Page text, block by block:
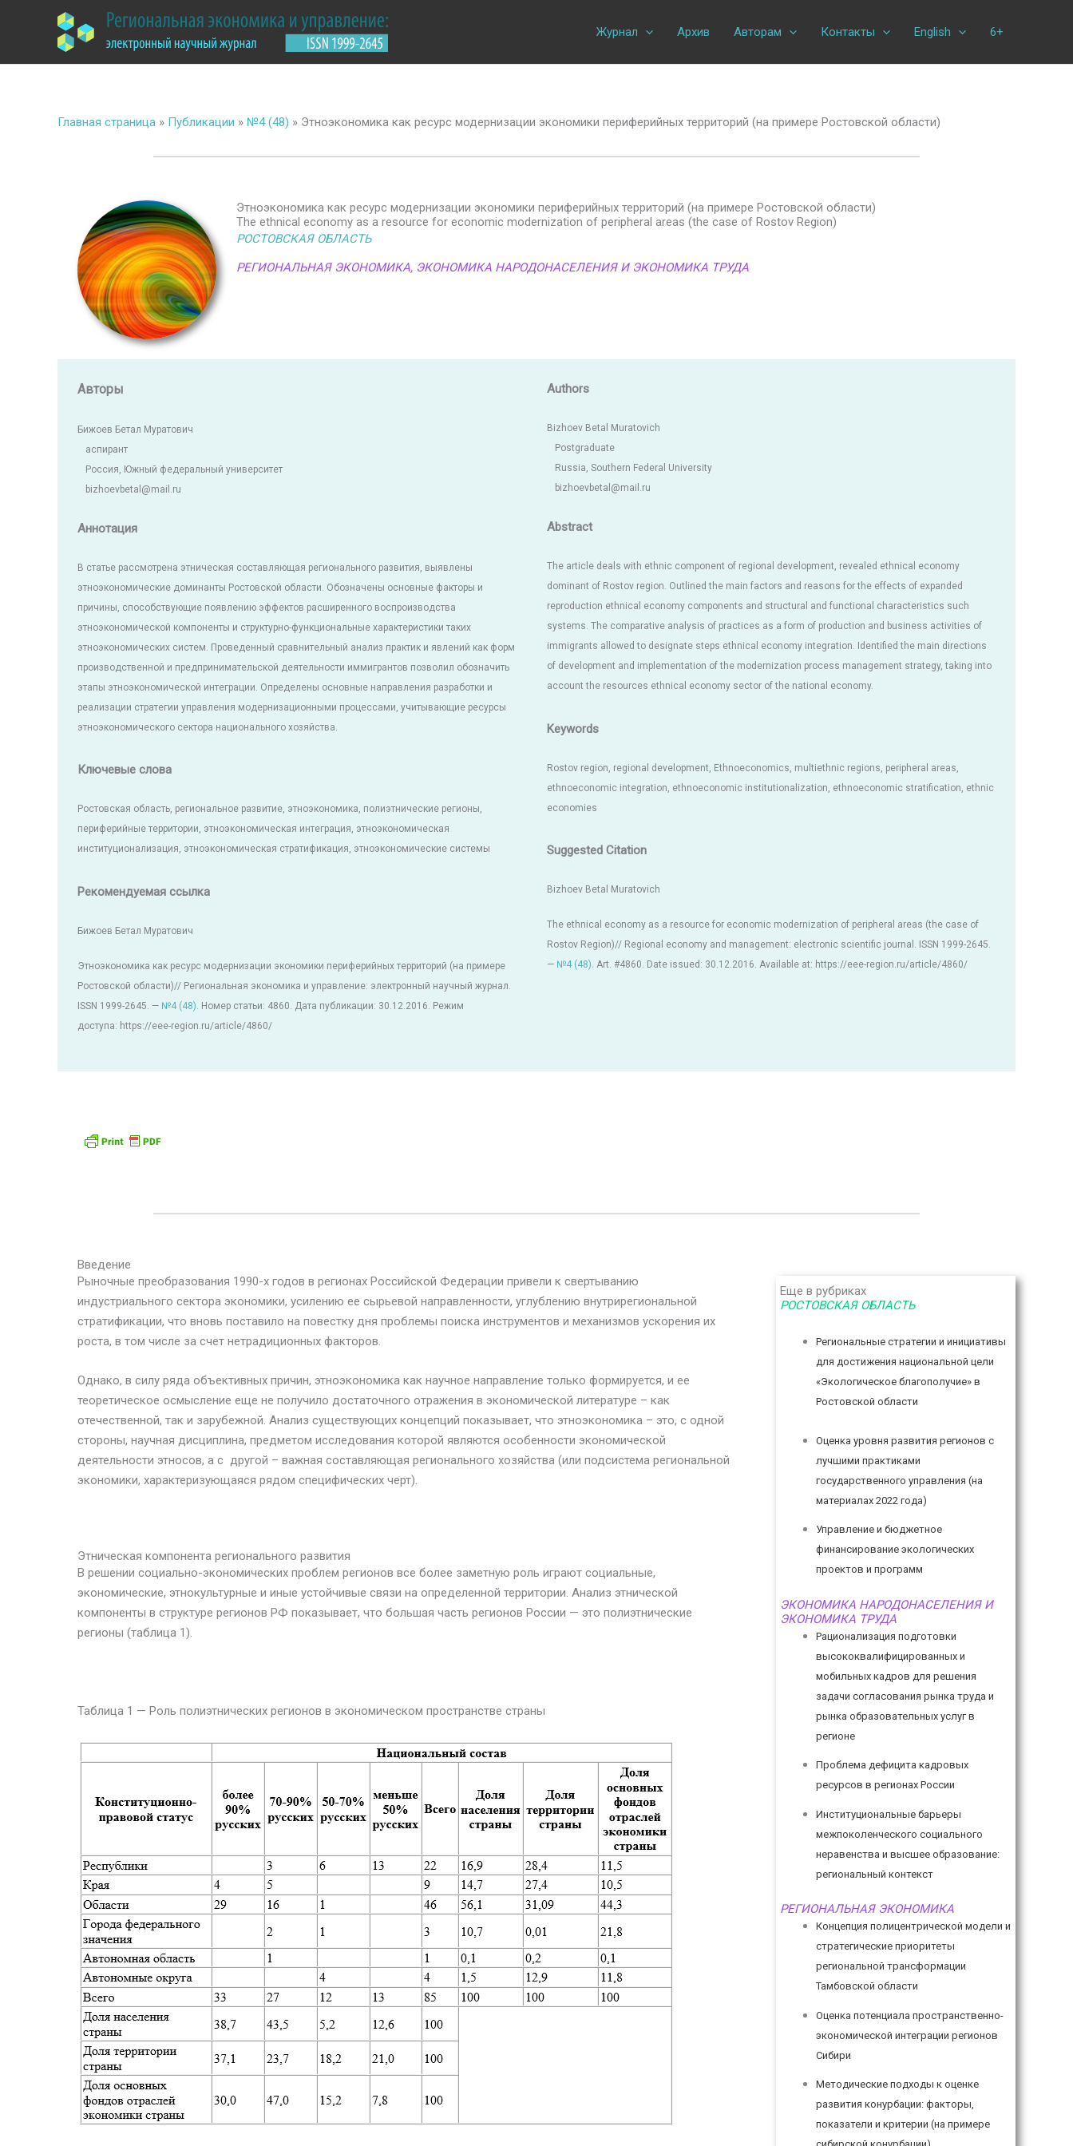
содержимому
Журнал Архив Авторам Контакты English 6+
Главная страница » Публикации » №4 (48) » Этноэкономика как ресурс модернизации экономики периферийных территорий (на примере Ростовской области)
Этноэкономика как ресурс модернизации экономики периферийных территорий (на примере Ростовской области)
The ethnical economy as a resource for economic modernization of peripheral areas (the case of Rostov Region)
РОСТОВСКАЯ ОБЛАСТЬ
РЕГИОНАЛЬНАЯ ЭКОНОМИКА, ЭКОНОМИКА НАРОДОНАСЕЛЕНИЯ И ЭКОНОМИКА ТРУДА
Авторы
Бижоев Бетал Муратович
аспирант
Россия, Южный федеральный университет
bizhoevbetal@mail.ru
Аннотация
В статье рассмотрена этническая составляющая регионального развития, выявлены
этноэкономические доминанты Ростовской области. Обозначены основные факторы и
причины, способствующие появлению эффектов расширенного воспроизводства
этноэкономической компоненты и структурно-функциональные характеристики таких
этноэкономических систем. Проведенный сравнительный анализ практик и явлений как форм
производственной и предпринимательской деятельности иммигрантов позволил обозначить
этапы этноэкономической интеграции. Определены основные направления разработки и
реализации стратегии управления модернизационными процессами, учитывающие ресурсы
этноэкономического сектора национального хозяйства.
Ключевые слова
Ростовская область, региональное развитие, этноэкономика, полиэтнические регионы,
периферийные территории, этноэкономическая интеграция, этноэкономическая
институционализация, этноэкономическая стратификация, этноэкономические системы
Рекомендуемая ссылка
Бижоев Бетал Муратович
Этноэкономика как ресурс модернизации экономики периферийных территорий (на примере
Ростовской области)// Региональная экономика и управление: электронный научный журнал.
ISSN 1999-2645. — №4 (48) . Номер статьи: 4860. Дата публикации: 30.12.2016. Режим
доступа: https://eee-region.ru/article/4860/
Authors
Bizhoev Betal Muratovich
Postgraduate
Russia, Southern Federal University
bizhoevbetal@mail.ru
Abstract
The article deals with ethnic component of regional development, revealed ethnical economy
dominant of Rostov region. Outlined the main factors and reasons for the effects of expanded
reproduction ethnical economy components and structural and functional characteristics such
systems. The comparative analysis of practices as a form of production and business activities of
immigrants allowed to designate steps ethnical economy integration. Identified the main directions
of development and implementation of the modernization process management strategy, taking into
account the resources ethnical economy sector of the national economy.
Keywords
Rostov region, regional development, Ethnoeconomics, multiethnic regions, peripheral areas,
ethnoeconomic integration, ethnoeconomic institutionalization, ethnoeconomic stratification, ethnic
economies
Suggested Citation
Bizhoev Betal Muratovich
The ethnical economy as a resource for economic modernization of peripheral areas (the case of
Rostov Region)// Regional economy and management: electronic scientific journal. ISSN 1999-2645.
— №4 (48). Art. #4860. Date issued: 30.12.2016. Available at: https://eee-region.ru/article/4860/
Введение
Рыночные преобразования 1990-х годов в регионах Российской Федерации привели к свертыванию
индустриального сектора экономики, усилению ее сырьевой направленности, углублению внутрирегиональной
стратификации, что вновь поставило на повестку дня проблемы поиска инструментов и механизмов ускорения их
роста, в том числе за счет нетрадиционных факторов.
Однако, в силу ряда объективных причин, этноэкономика как научное направление только формируется, и ее
теоретическое осмысление еще не получило достаточного отражения в экономической литературе – как
отечественной, так и зарубежной. Анализ существующих концепций показывает, что этноэкономика – это, с одной
стороны, научная дисциплина, предметом исследования которой являются особенности экономической
деятельности этносов, а с другой – важная составляющая регионального хозяйства (или подсистема региональной
экономики, характеризующаяся рядом специфических черт).
Этническая компонента регионального развития
В решении социально-экономических проблем регионов все более заметную роль играют социальные,
экономические, этнокультурные и иные устойчивые связи на определенной территории. Анализ этнической
компоненты в структуре регионов РФ показывает, что большая часть регионов России — это полиэтнические
регионы (таблица 1).
Таблица 1 — Роль полиэтнических регионов в экономическом пространстве страны
Еще в рубриках
РОСТОВСКАЯ ОБЛАСТЬ
Региональные стратегии и инициативы
для достижения национальной цели
«Экологическое благополучие» в
Ростовской области
Оценка уровня развития регионов с
лучшими практиками
государственного управления (на
материалах 2022 года)
Управление и бюджетное
финансирование экологических
проектов и программ
ЭКОНОМИКА НАРОДОНАСЕЛЕНИЯ И
ЭКОНОМИКА ТРУДА
Рационализация подготовки
высококвалифицированных и
мобильных кадров для решения
задачи согласования рынка труда и
рынка образовательных услуг в
регионе
Проблема дефицита кадровых
ресурсов в регионах России
Институциональные барьеры
межпоколенческого социального
неравенства и высшее образование:
региональный контекст
РЕГИОНАЛЬНАЯ ЭКОНОМИКА
Концепция полицентрической модели и
стратегические приоритеты
региональной трансформации
Тамбовской области
Оценка потенциала пространственно-
экономической интеграции регионов
Сибири
Методические подходы к оценке
развития конурбации: факторы,
показатели и критерии (на примере